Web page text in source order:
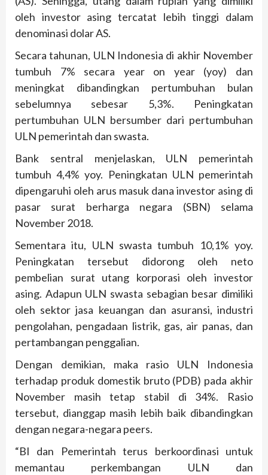
oleh investor asing tercatat lebih tinggi dalam
denominasi dolar AS.
Secara tahunan, ULN Indonesia di akhir November
tumbuh 7% secara year on year (yoy) dan
meningkat dibandingkan pertumbuhan bulan
sebelumnya sebesar 5,3%. Peningkatan
pertumbuhan ULN bersumber dari pertumbuhan
ULN pemerintah dan swasta.
Bank sentral menjelaskan, ULN pemerintah
tumbuh 4,4% yoy. Peningkatan ULN pemerintah
dipengaruhi oleh arus masuk dana investor asing di
pasar surat berharga negara (SBN) selama
November 2018.
Sementara itu, ULN swasta tumbuh 10,1% yoy.
Peningkatan tersebut didorong oleh neto
pembelian surat utang korporasi oleh investor
asing. Adapun ULN swasta sebagian besar dimiliki
oleh sektor jasa keuangan dan asuransi, industri
pengolahan, pengadaan listrik, gas, air panas, dan
pertambangan penggalian.
Dengan demikian, maka rasio ULN Indonesia
terhadap produk domestik bruto (PDB) pada akhir
November masih tetap stabil di 34%. Rasio
tersebut, dianggap masih lebih baik dibandingkan
dengan negara-negara peers.
“BI dan Pemerintah terus berkoordinasi untuk
memantau perkembangan ULN dan